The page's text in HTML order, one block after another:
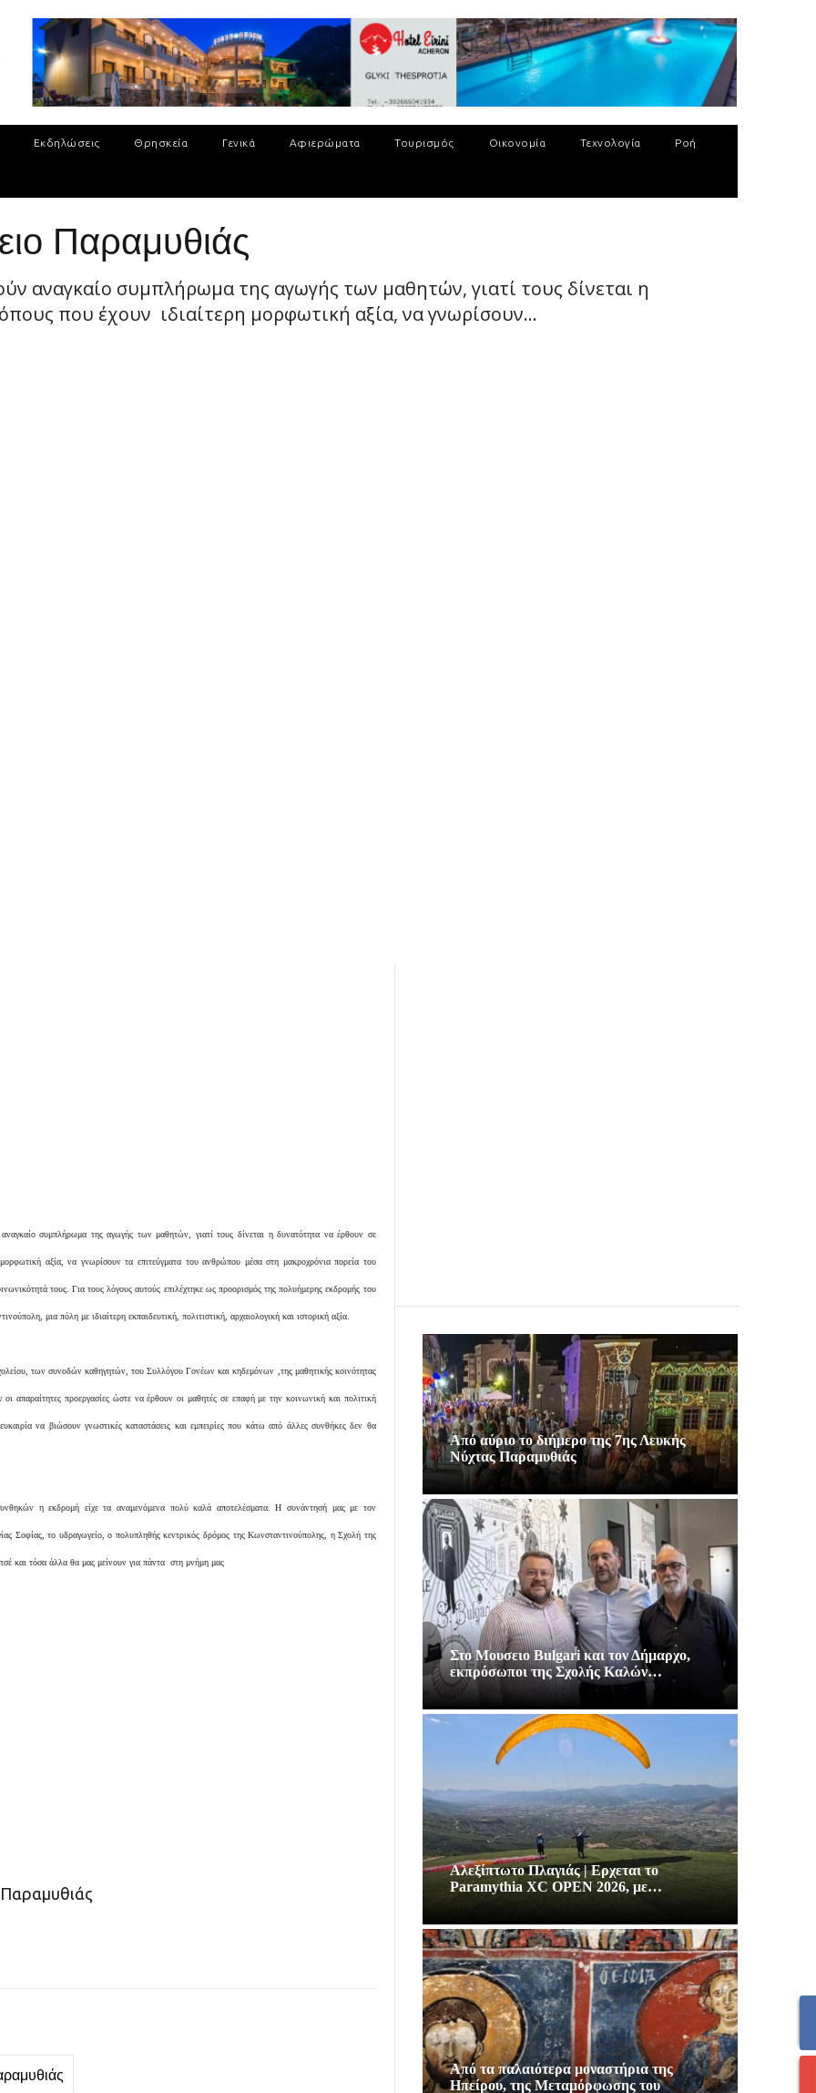
Εκδηλώσεις Θρησκεία Γενικά Αφιερώματα Τουρισμός Οικονομία Τεχνολογία Ροή
Παραμυθιάς
αναγκαίο συμπλήρωμα της αγωγής των μαθητών, γιατί τους δίνεται η
που έχουν ιδιαίτερη μορφωτική αξία, να γνωρίσουν...
αναγκαίο συμπλήρωμα της αγωγής των μαθητών, γιατί τους δίνεται η δυνατότητα να έρθουν σε
αξία, να γνωρίσουν τα επιτεύγματα του ανθρώπου μέσα στη μακροχρόνια πορεία του
τους. Για τους λόγους αυτούς επιλέχτηκε ως προορισμός της πολυήμερης εκδρομής του
μια πόλη με ιδιαίτερη εκπαιδευτική, πολιτιστική, αρχαιολογική και ιστορική αξία.
των συνοδών καθηγητών, του Συλλόγου Γονέων και κηδεμόνων ,της μαθητικής κοινότητας
απαραίτητες προεργασίες ώστε να έρθουν οι μαθητές σε επαφή με την κοινωνική και πολιτική
να βιώσουν γνωστικές καταστάσεις και εμπειρίες που κάτω από άλλες συνθήκες δεν θα
η εκδρομή είχε τα αναμενόμενα πολύ καλά αποτελέσματα. Η συνάντησή μας με τον
Σοφίας, το υδραγωγείο, ο πολυπληθής κεντρικός δρόμος της Κωνσταντινούπολης, η Σχολή της
και τόσα άλλα θα μας μείνουν για πάντα στη μνήμη μας
Από αύριο το διήμερο της 7ης Λευκής
Νύχτας Παραμυθιάς
Στο Μουσειο Bulgari και τον Δήμαρχο,
εκπρόσωποι της Σχολής Καλών…
Αλεξίπτωτο Πλαγιάς | Ερχεται το
Paramythia XC OPEN 2026, με…
Από τα παλαιότερα μοναστήρια της
Ηπείρου, της Μεταμόρφωσης του